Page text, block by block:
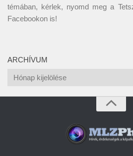
témában, kérlek, nyomd meg a
Facebookon is!
ARCHÍVUM
Archívum